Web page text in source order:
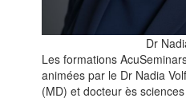
Dr
Les formations
animées par le Dr Nadia
(MD) et docteur ès